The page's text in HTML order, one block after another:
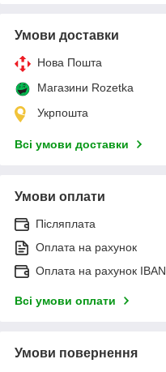
Умови доставки
Нова Пошта
Магазини Rozetka
Укрпошта
Всі умови доставки
Умови оплати
Післяплата
Оплата на рахунок
Оплата на рахунок IBAN
Всі умови оплати
Умови повернення